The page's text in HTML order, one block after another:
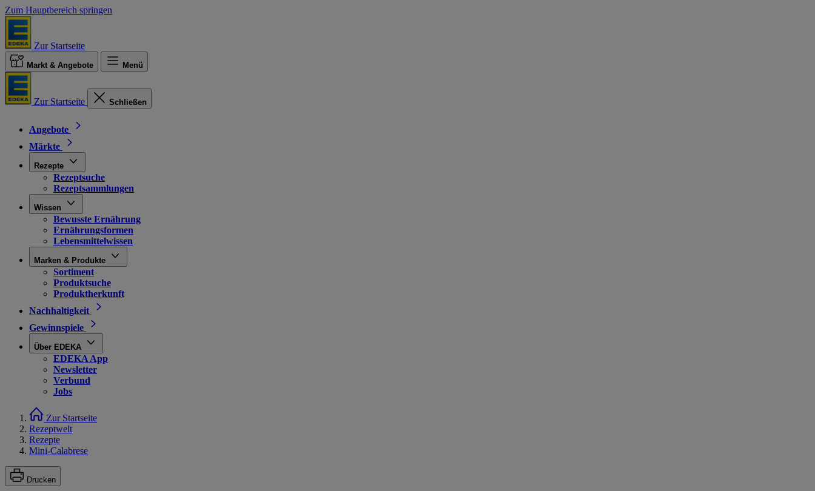
Zum Hauptbereich springen
Zur Startseite
Markt & Angebote Menü
Zur Startseite Schließen
Angebote
Märkte
Rezepte
Rezeptsuche
Rezeptsammlungen
Wissen
Bewusste Ernährung
Ernährungsformen
Lebensmittelwissen
Marken & Produkte
Sortiment
Produktsuche
Produktherkunft
Nachhaltigkeit
Gewinnspiele
Über EDEKA
EDEKA App
Newsletter
Verbund
Jobs
Zur Startseite
Rezeptwelt
Rezepte
Mini-Calabrese
Drucken